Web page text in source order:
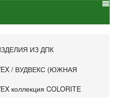
ИЗ ДПК
/ ВУДВЕКС (ЮЖНАЯ
коллекция COLORITE